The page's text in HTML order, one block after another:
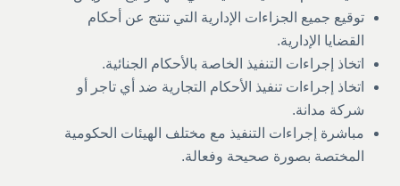
توقيع جميع الجزاءات الإدارية التي تنتج عن أحكام
القضايا الإدارية.
اتخاذ إجراءات التنفيذ الخاصة بالأحكام الجنائية.
اتخاذ إجراءات تنفيذ الأحكام التجارية ضد أي تاجر أو
شركة مدانة.
مباشرة إجراءات التنفيذ مع مختلف الهيئات الحكومية
المختصة بصورة صحيحة وفعالة.